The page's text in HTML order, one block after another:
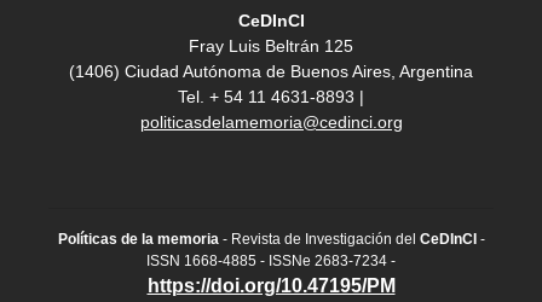
CeDInCI
Fray Luis Beltrán 125
(1406) Ciudad Autónoma de Buenos Aires, Argentina
Tel. + 54 11 4631-8893 |
politicasdelamemoria@cedinci.org
Políticas de la memoria- Revista de Investigación del CeDInCI -
ISSN 1668-4885 - ISSNe 2683-7234 -
https://doi.org/10.47195/PM